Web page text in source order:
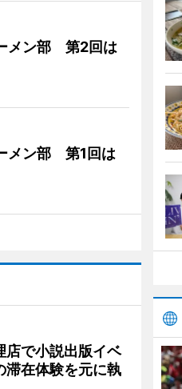
メン部 第2回は
メン部 第1回は
店で小説出版イベ
在体験を元に執